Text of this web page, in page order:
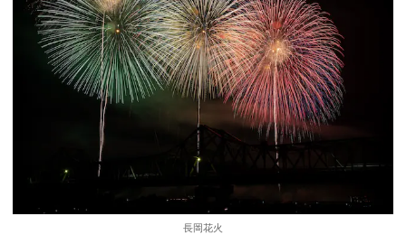
長岡花火